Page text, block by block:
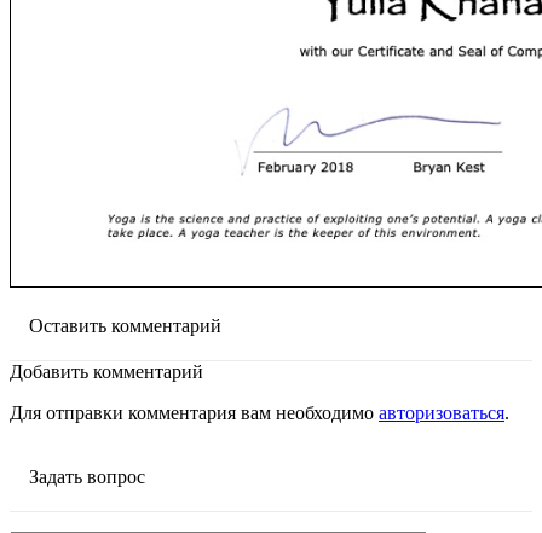
Оставить комментарий
Добавить комментарий
Для отправки комментария вам необходимо авторизоваться.
Задать вопрос